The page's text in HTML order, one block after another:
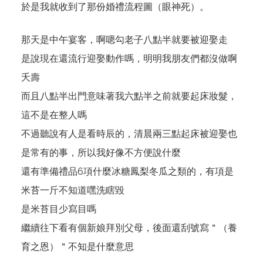
於是我就收到了那份婚禮流程圖（眼神死）。
那天是中午宴客，啊嗯勾老子八點半就要被迎娶走
是說現在還流行迎娶動作嗎，明明我朋友們都沒做啊
夭壽
而且八點半出門意味著我六點半之前就要起床妝髮，
這不是在整人嗎
不過聽說有人是看時辰的，清晨兩三點起床被迎娶也
是常有的事，所以我好像不方便說什麼
還有準備禮品6項什麼冰糖鳳梨冬瓜之類的，有項是
米苔一斤不知道嘿洗瞎毀
是米苔目少寫目嗎
繼續往下看有個新娘拜別父母，後面還刮號寫＂（養
育之恩）＂不知是什麼意思